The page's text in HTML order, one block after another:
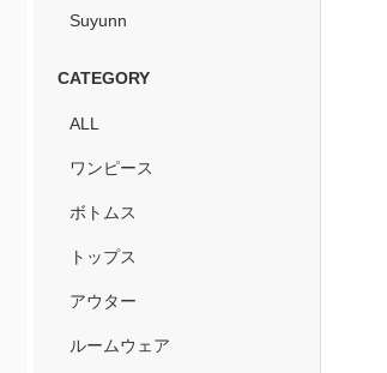
Suyunn
CATEGORY
ALL
ワンピース
ボトムス
トップス
アウター
ルームウェア